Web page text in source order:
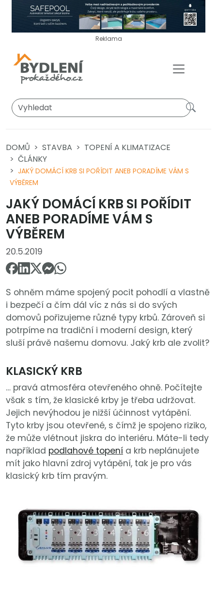
Reklama
DOMŮ STAVBA
TOPENÍ A KLIMATIZACE
ČLÁNKY
JAKÝ DOMÁCÍ KRB SI POŘÍDIT ANEB PORADÍME VÁM S
VÝBĚREM
JAKÝ DOMÁCÍ KRB SI POŘÍDIT
ANEB PORADÍME VÁM S
VÝBĚREM
20.5.2019
S ohněm máme spojený pocit pohodlí a vlastně
i bezpečí a čím dál víc z nás si do svých
domovů pořizujeme různé typy krbů. Zároveň si
potrpíme na tradiční i moderní design, který
sluší právě našemu domovu. Jaký krb ale zvolit?
KLASICKÝ KRB
… pravá atmosféra otevřeného ohně. Počítejte
však s tím, že klasické krby je třeba udržovat.
Jejich nevýhodou je nižší účinnost vytápění.
Tyto krby jsou otevřené, s čímž je spojeno riziko,
že může vlétnout jiskra do interiéru. Máte-li tedy
například podlahové topení a krb neplánujete
mít jako hlavní zdroj vytápění, tak je pro vás
klasický krb tím pravým.